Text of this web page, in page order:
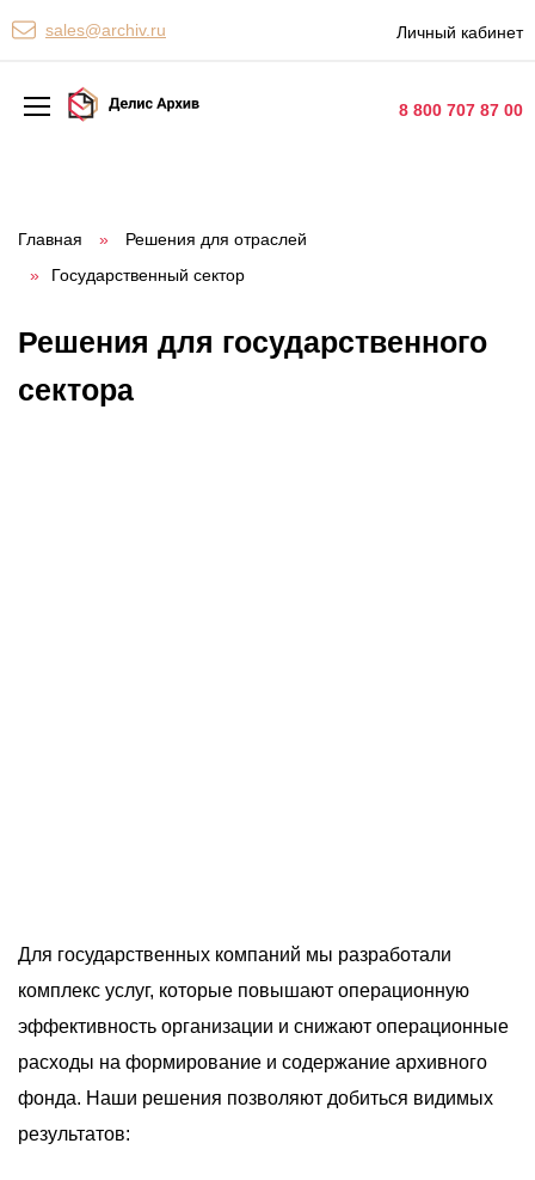
sales@archiv.ru Личный кабинет
8 800 707 87 00
Персональные сервисы
Хранение документов
Уничтожение документов
Главная »
Решения для отраслей
»
Государственный сектор
Решения для государственного
сектора
Для государственных компаний мы разработали
комплекс услуг, которые повышают операционную
эффективность организации и снижают операционные
расходы на формирование и содержание архивного
фонда. Наши решения позволяют добиться видимых
результатов: